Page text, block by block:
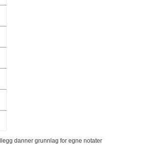
danner grunnlag for egne notater